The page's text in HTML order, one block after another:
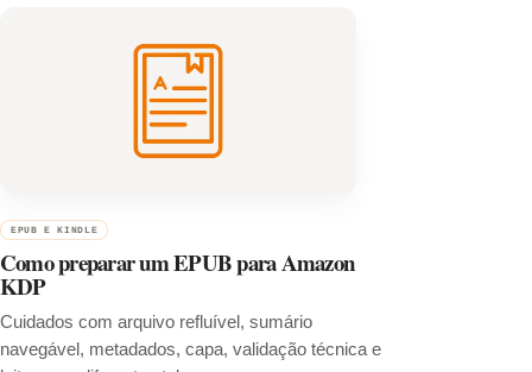
EPUB E KINDLE
Como preparar um EPUB para Amazon
KDP
Cuidados com arquivo refluível, sumário
navegável, metadados, capa, validação técnica e